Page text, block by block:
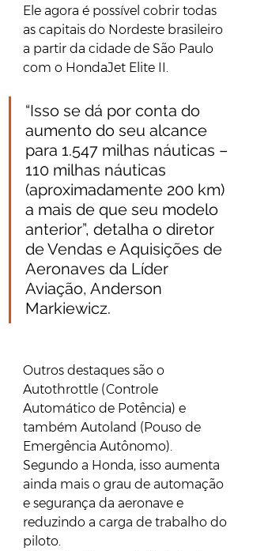
Ele agora é possível cobrir todas
as capitais do Nordeste brasileiro
a partir da cidade de São Paulo
com o HondaJet Elite II.
“Isso se dá por conta do
aumento do seu alcance
para 1.547 milhas náuticas –
110 milhas náuticas
(aproximadamente 200 km)
a mais de que seu modelo
anterior”, detalha o diretor
de Vendas e Aquisições de
Aeronaves da Líder
Aviação, Anderson
Markiewicz.
Outros destaques são o
Autothrottle (Controle
Automático de Potência) e
também Autoland (Pouso de
Emergência Autônomo).
Segundo a Honda, isso aumenta
ainda mais o grau de automação
e segurança da aeronave e
reduzindo a carga de trabalho do
piloto.